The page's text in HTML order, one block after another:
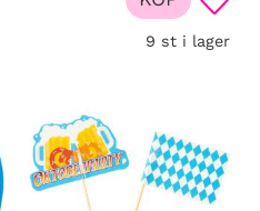
till i favoriter
9 st i lager